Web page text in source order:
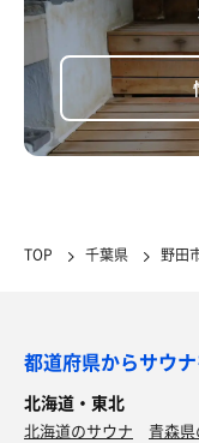
TOP 千葉県 野田
都道府県からサウ
北海道・東北
北海道のサウナ 青森